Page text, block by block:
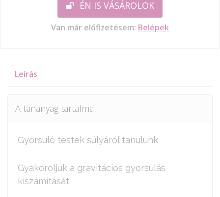
ÉN IS VÁSÁROLOK
Van már előfizetésem: Belépek
Leírás
A tananyag tartalma
Gyorsuló testek súlyáról tanulunk
Gyakoroljuk a gravitációs gyorsulás
kiszámítását.